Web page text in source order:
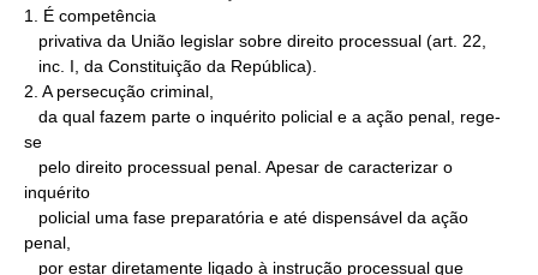
1. É competência
2. A persecução criminal,
se
inquérito
penal,